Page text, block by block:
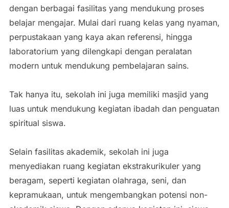
dengan berbagai fasilitas yang mendukung proses
belajar mengajar. Mulai dari ruang kelas yang nyaman,
perpustakaan yang kaya akan referensi, hingga
laboratorium yang dilengkapi dengan peralatan
modern untuk mendukung pembelajaran sains.
Tak hanya itu, sekolah ini juga memiliki masjid yang
luas untuk mendukung kegiatan ibadah dan penguatan
spiritual siswa.
Selain fasilitas akademik, sekolah ini juga
menyediakan ruang kegiatan ekstrakurikuler yang
beragam, seperti kegiatan olahraga, seni, dan
kepramukaan, untuk mengembangkan potensi non-